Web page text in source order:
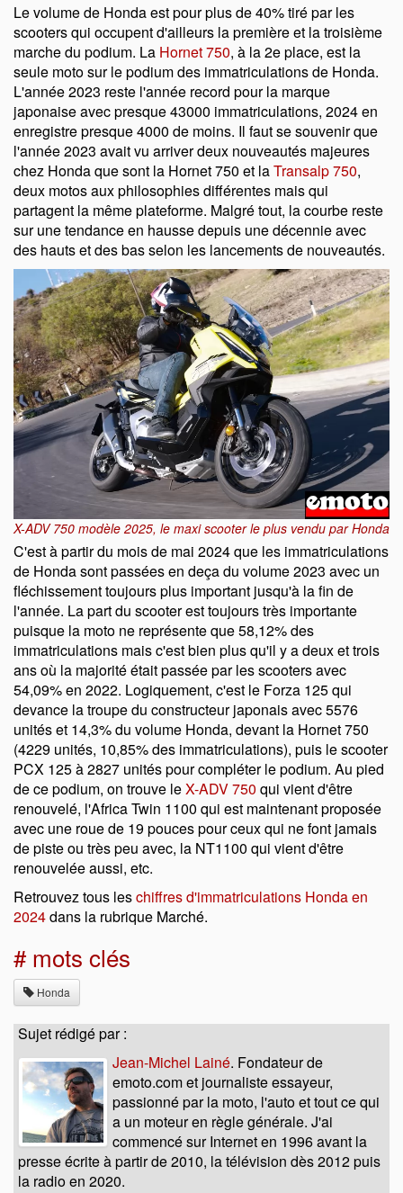
Le volume de Honda est pour plus de 40% tiré par les
scooters qui occupent d'ailleurs la première et la troisième
marche du podium. La Hornet 750, à la 2e place, est la
seule moto sur le podium des immatriculations de Honda.
L'année 2023 reste l'année record pour la marque
japonaise avec presque 43000 immatriculations, 2024 en
enregistre presque 4000 de moins. Il faut se souvenir que
l'année 2023 avait vu arriver deux nouveautés majeures
chez Honda que sont la Hornet 750 et laTransalp 750,
deux motos aux philosophies différentes mais qui
partagent la même plateforme. Malgré tout, la courbe reste
sur une tendance en hausse depuis une décennie avec
des hauts et des bas selon les lancements de nouveautés.
X-ADV 750 modèle 2025, le maxi scooter le plus vendu par Honda
C'est à partir du mois de mai 2024 que les immatriculations
de Honda sont passées en deça du volume 2023 avec un
fléchissement toujours plus important jusqu'à la fin de
l'année. La part du scooter est toujours très importante
puisque la moto ne représente que 58,12% des
immatriculations mais c'est bien plus qu'il y a deux et trois
ans où la majorité était passée par les scooters avec
54,09% en 2022. Logiquement, c'est le Forza 125 qui
devance la troupe du constructeur japonais avec 5576
unités et 14,3% du volume Honda, devant la Hornet 750
(4229 unités, 10,85% des immatriculations), puis le scooter
PCX 125 à 2827 unités pour compléter le podium. Au pied
de ce podium, on trouve leX-ADV 750 qui vient d'être
renouvelé, l'Africa Twin 1100 qui est maintenant proposée
avec une roue de 19 pouces pour ceux qui ne font jamais
de piste ou très peu avec, la NT1100 qui vient d'être
renouvelée aussi, etc.
Retrouvez tous leschiffres d'immatriculations Honda en
2024dans la rubrique Marché.
# mots clés
Honda
Sujet rédigé par :
Jean-Michel Lainé. Fondateur de
emoto.com et journaliste essayeur,
passionné par la moto, l'auto et tout ce qui
a un moteur en règle générale. J'ai
commencé sur Internet en 1996 avant la
presse écrite à partir de 2010, la télévision dès 2012 puis
la radio en 2020.